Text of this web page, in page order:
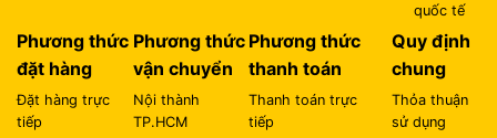
quốc tế
Phương thức
đặt hàng
Đặt hàng trực
tiếp
Phương thức
vận chuyển
Nội thành
TP.HCM
Phương thức
thanh toán
Thanh toán trực
tiếp
Quy định
chung
Thỏa thuận
sử dụng